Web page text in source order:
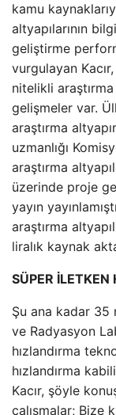
kamu
altyapılarının
geliştirme
vurgulayan
nitelikli
gelişmeler var.
araştırma
uzmanlığı
araştırma
üzerinde proje
yayın
araştırma
liralık kaynak
SÜPER
Şu ana kadar 35
ve Radyasyon
hızlandırma
hızlandırma
Kacır, şöyle
çalışmalar; Bize